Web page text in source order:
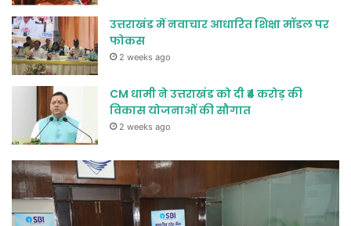
उत्तराखंड में नवाचार आधारित शिक्षा मॉडल पर
फोकस
2 weeks ago
CM धामी ने उत्तराखंड को दी ₹4 करोड़ की
विकास योजनाओं की सौगात
2 weeks ago